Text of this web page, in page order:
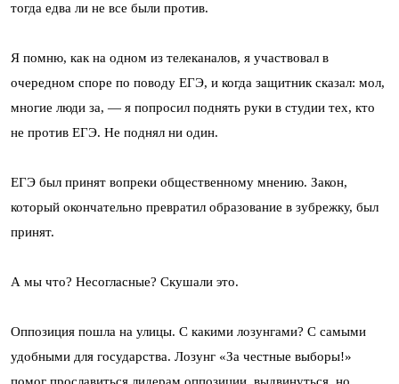
тогда едва ли не все были против.
Я помню, как на одном из телеканалов, я участвовал в
очередном споре по поводу ЕГЭ, и когда защитник сказал: мол,
многие люди за, — я попросил поднять руки в студии тех, кто
не против ЕГЭ. Не поднял ни один.
ЕГЭ был принят вопреки общественному мнению. Закон,
который окончательно превратил образование в зубрежку, был
принят.
А мы что? Несогласные? Скушали это.
Оппозиция пошла на улицы. С какими лозунгами? С самыми
удобными для государства. Лозунг «За честные выборы!»